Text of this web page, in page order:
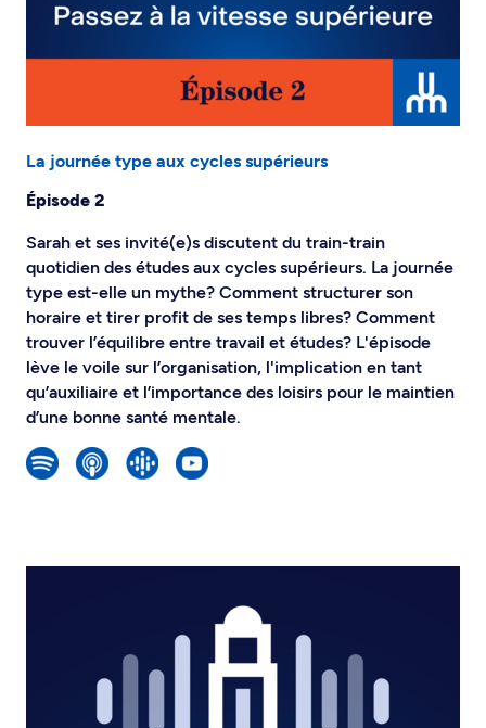
La journée type aux cycles supérieurs
Épisode 2
Sarah et ses invité(e)s discutent du train-train
quotidien des études aux cycles supérieurs. La journée
type est-elle un mythe? Comment structurer son
horaire et tirer profit de ses temps libres? Comment
trouver l’équilibre entre travail et études? L'épisode
lève le voile sur l’organisation, l'implication en tant
qu’auxiliaire et l’importance des loisirs pour le maintien
d’une bonne santé mentale.